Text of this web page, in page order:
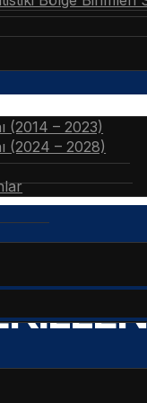
(2014 – 2023)
(2024 – 2028)